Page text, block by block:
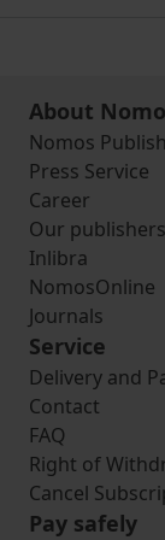
About
Nomos
Press Service
Career
Our publishers
Inlibra
NomosOnline
Journals
Service
Delivery and
Contact
FAQ
Right of
Cancel
Pay safely